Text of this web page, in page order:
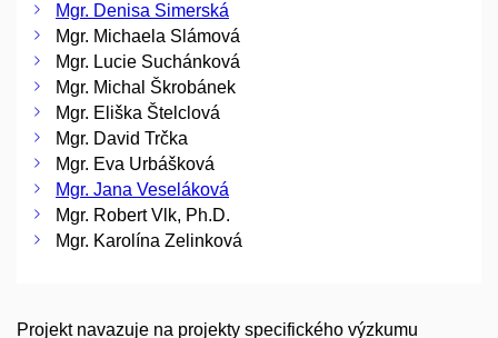
Mgr. Denisa Simerská
Mgr. Michaela Slámová
Mgr. Lucie Suchánková
Mgr. Michal Škrobánek
Mgr. Eliška Štelclová
Mgr. David Trčka
Mgr. Eva Urbášková
Mgr. Jana Veseláková
Mgr. Robert Vlk, Ph.D.
Mgr. Karolína Zelinková
Projekt navazuje na projekty specifického výzkumu